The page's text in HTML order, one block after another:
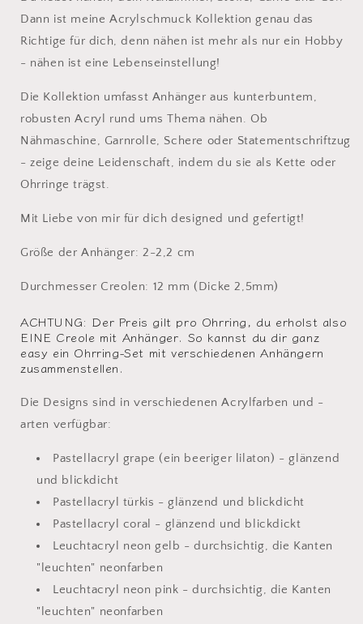
Dann ist meine Acrylschmuck Kollektion genau das
Richtige für dich, denn nähen ist mehr als nur ein Hobby
- nähen ist eine Lebenseinstellung!
Die Kollektion umfasst Anhänger aus kunterbuntem,
robusten Acryl rund ums Thema nähen. Ob
Nähmaschine, Garnrolle, Schere oder Statementschriftzug
- zeige deine Leidenschaft, indem du sie als Kette oder
Ohrringe trägst.
Mit Liebe von mir für dich designed und gefertigt!
Größe der Anhänger: 2-2,2 cm
Durchmesser Creolen: 12 mm (Dicke 2,5mm)
ACHTUNG: Der Preis gilt pro Ohrring, du erholst also
EINE Creole mit Anhänger. So kannst du dir ganz
easy ein Ohrring-Set mit verschiedenen Anhängern
zusammenstellen.
Die Designs sind in verschiedenen Acrylfarben und -
arten verfügbar:
Pastellacryl grape (ein beeriger lilaton) - glänzend
und blickdicht
Pastellacryl türkis - glänzend und blickdicht
Pastellacryl coral - glänzend und blickdickt
Leuchtacryl neon gelb - durchsichtig, die Kanten
"leuchten" neonfarben
Leuchtacryl neon pink - durchsichtig, die Kanten
"leuchten" neonfarben